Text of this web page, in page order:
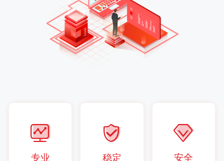
专业 稳定 安全